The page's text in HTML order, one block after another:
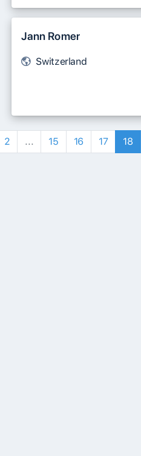
Jann Romer
Switzerland
2 ... 15 16 17 18